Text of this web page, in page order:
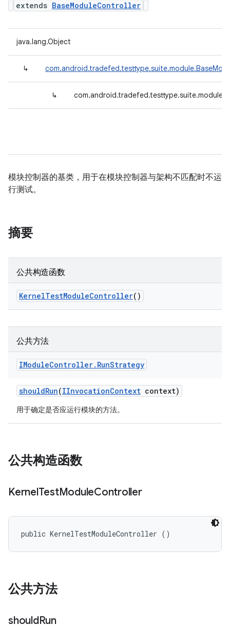
extends BaseModuleController
java.lang.Object
↳
↳
模块控制器的基类，用于在模块控制器与架构不匹配时不运
行测试。
摘要
公共构造函数
KernelTestModuleController()
公共方法
IModuleController. RunStrategy
shouldRun(IInvocationContext context)
用于确定是否应运行模块的方法。
公共构造函数
KernelTestModuleController
public KernelTestModuleController ()
公共方法
shouldRun